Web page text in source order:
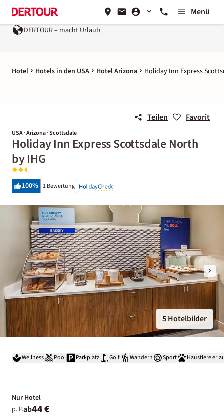
Menü
DERTOUR – macht Urlaub
Hotel Hotels in den USA Hotel Arizona Holiday Inn Express
Teilen Favorit
USA · Arizona · Scottsdale
Holiday Inn Express Scottsdale North
by IHG
100% 1 Bewertung
5 Hotelbilder
Wellness Pool Parkplatz Golf Wandern Sport Haustiere
Nur Hotel
p. P.ab44 €